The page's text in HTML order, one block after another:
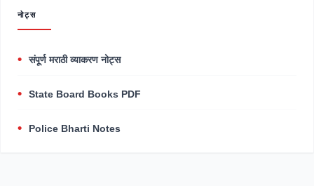
नोट्स
संपूर्ण मराठी व्याकरण नोट्स
State Board Books PDF
Police Bharti Notes